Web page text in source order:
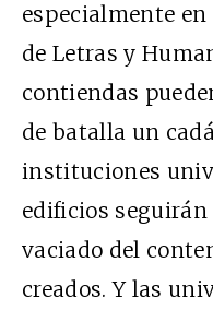
especialmente
de Letras y
contiendas
de batalla un
instituciones
edificios seguirán
vaciado del
creados. Y las